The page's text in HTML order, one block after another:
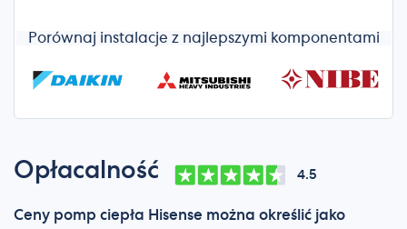
Porównaj instalacje z najlepszymi komponentami
Opłacalność 4.5
Ceny pomp ciepła Hisense można określić jako